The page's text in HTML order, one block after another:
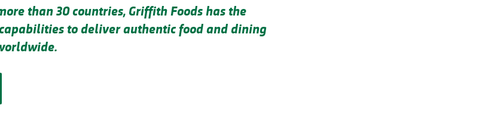
than 30 countries, Griffith Foods has the
to deliver authentic food and dining